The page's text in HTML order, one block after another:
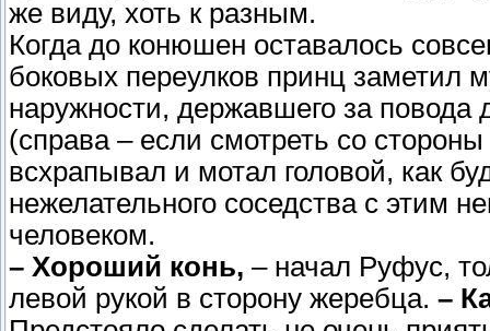
же виду, хоть к разным.
Когда до конюшен оставалось
боковых переулков принц заметил
наружности, державшего за повода
(справа – если смотреть со
всхрапывал и мотал головой, как
нежелательного соседства с этим
человеком.
– Хороший конь, – начал Руфус,
левой рукой в сторону жеребца. –